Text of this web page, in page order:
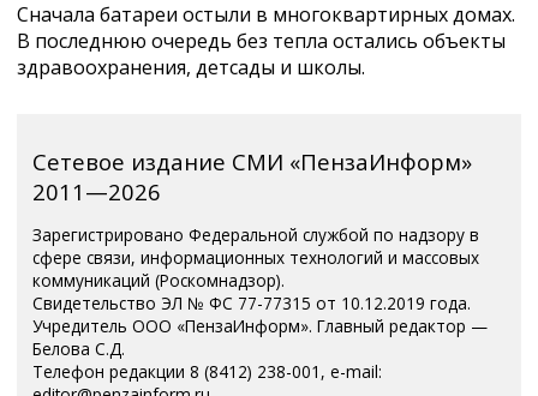
Сначала батареи остыли в многоквартирных домах.
В последнюю очередь без тепла остались объекты
здравоохранения, детсады и школы.
Сетевое издание СМИ «ПензаИнформ»
2011—2026
Зарегистрировано Федеральной службой по надзору в
сфере связи, информационных технологий и массовых
коммуникаций (Роскомнадзор).
Свидетельство ЭЛ № ФС 77-77315 от 10.12.2019 года.
Учредитель ООО «ПензаИнформ». Главный редактор —
Белова С.Д.
Телефон редакции 8 (8412) 238-001, e-mail: